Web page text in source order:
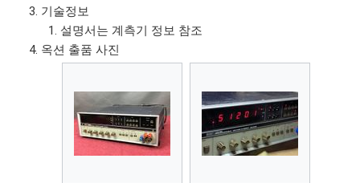
기술정보
설명서는 계측기 정보 참조
옥션 출품 사진